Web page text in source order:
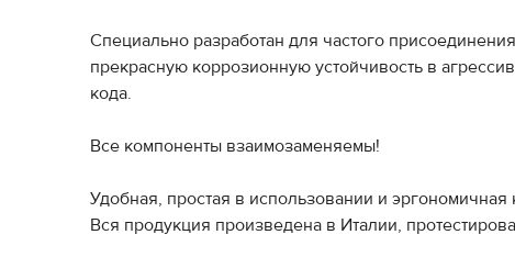
Специально разработан для частого
прекрасную коррозионную устойчивость в
кода.
Все компоненты взаимозаменяемы!
Удобная, простая в использовании и эргономичная
Вся продукция произведена в Италии,